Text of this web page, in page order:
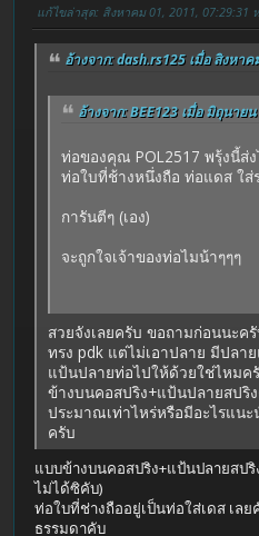
แก้ไขล่าสุด: สิงหาคม 01, 2011, 07:29:31
อ้างจาก: dash.rs125 เมื่อ สิงหา
อ้างจาก: BEE123 เมื่อ มิถุนาย
ท่อของคุณ POL2517 พรุ้งนี้ส่ง
ท่อใบที่ช้างหนึ่งถือ ท่อแดส ใส่
การันตีๆ (เอง)
จะถูกใจเจ้าของท่อไมน้าๆๆๆ
สวยจังเลยครับ ขอถามก่อนนะ
ทรง pdk แต่ไม่เอาปลาย มีปลา
แป้นปลายท่อไปให้ด้วยใช่ไหมค
ข้างบนคอสปริง+แป้นปลายสปริ
ประมาณเท่าไหร่หรือมีอะไรแน
ครับ
แบบข้างบนคอสปริง+แป้นปลายสป
ไม่ได้ซิคับ)
ท่อใบที่ช่างถืออยู่เป็นท่อใส่เดส เล
ธรรมดาคับ